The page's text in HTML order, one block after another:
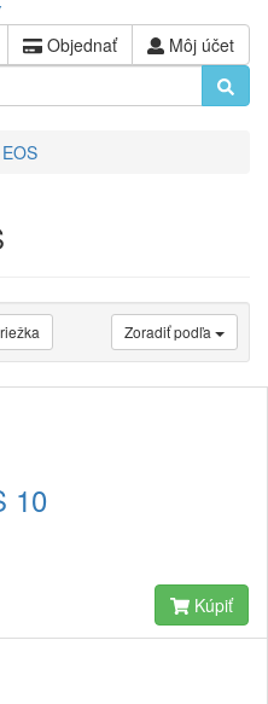
Objednať Môj účet
Zoradiť podľa
10
Kúpiť